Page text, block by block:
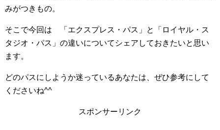
みがつきもの。
そこで今回は 「エクスプレス・パス」と「ロイヤル・ス
タジオ・パス」の違いについてシェアしておきたいと思い
ます。
どのパスにしようか迷っているあなたは、ぜひ参考にして
くださいね^^
スポンサーリンク